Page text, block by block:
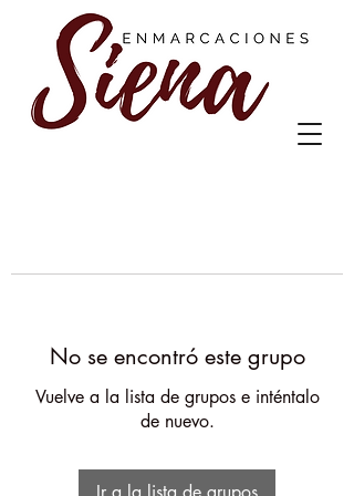
No se encontró este grupo
Vuelve a la lista de grupos e inténtalo
de nuevo.